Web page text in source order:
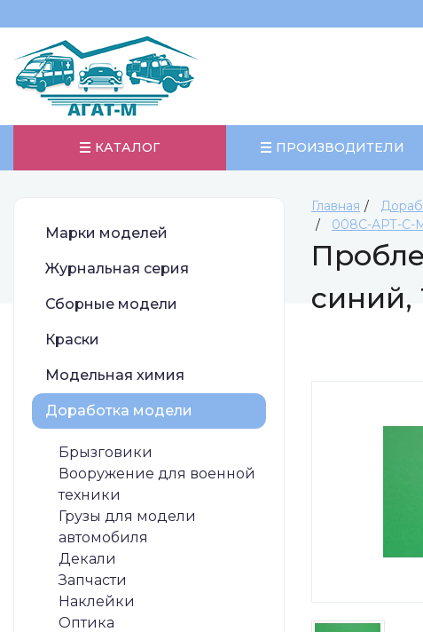
КАТАЛОГ ПРОИЗВОДИТЕЛИ
Марки моделей
Журнальная серия
Сборные модели
Краски
Модельная химия
Доработка модели
Брызговики
Вооружение для военной
техники
Грузы для модели
автомобиля
Декали
Запчасти
Наклейки
Оптика
Главная
008С-АРТ-С-
синий,